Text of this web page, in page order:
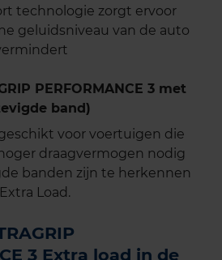
technologie zorgt ervoor
geluidsniveau van de auto
PERFORMANCE 3 met
band)
voor voertuigen die
draagvermogen nodig
banden zijn te herkennen
Load.
3 Extra load in de